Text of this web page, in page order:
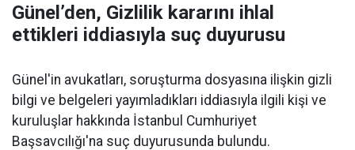
Günel’den, Gizlilik kararını ihlal
ettikleri iddiasıyla suç duyurusu
Günel'in avukatları, soruşturma dosyasına ilişkin gizli
bilgi ve belgeleri yayımladıkları iddiasıyla ilgili kişi ve
kuruluşlar hakkında İstanbul Cumhuriyet
Başsavcılığı'na suç duyurusunda bulundu.